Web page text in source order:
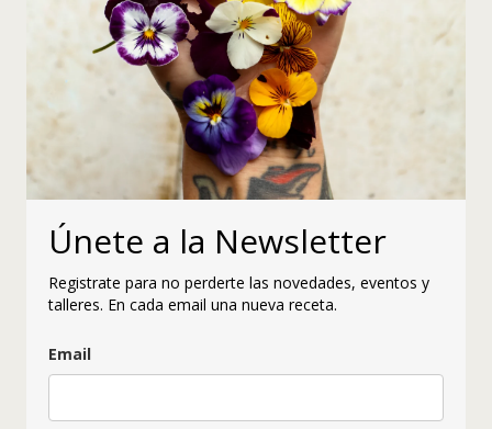
Únete a la Newsletter
Registrate para no perderte las novedades, eventos y
talleres. En cada email una nueva receta.
Email